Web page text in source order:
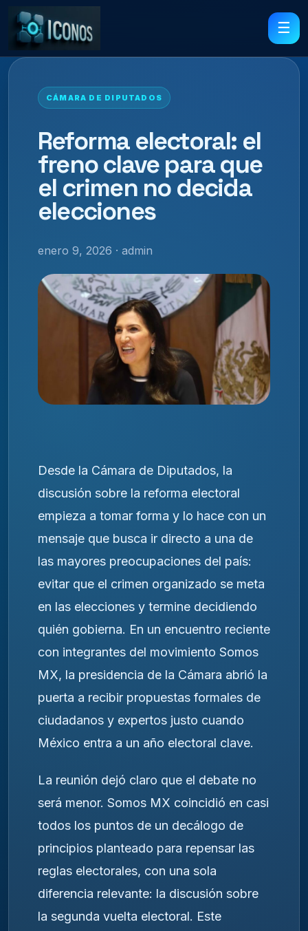
☰
CÁMARA DE DIPUTADOS
Reforma electoral: el
freno clave para que
el crimen no decida
elecciones
enero 9, 2026 · admin
Desde la Cámara de Diputados, la
discusión sobre la reforma electoral
empieza a tomar forma y lo hace con un
mensaje que busca ir directo a una de
las mayores preocupaciones del país:
evitar que el crimen organizado se meta
en las elecciones y termine decidiendo
quién gobierna. En un encuentro reciente
con integrantes del movimiento Somos
MX, la presidencia de la Cámara abrió la
puerta a recibir propuestas formales de
ciudadanos y expertos justo cuando
México entra a un año electoral clave.
La reunión dejó claro que el debate no
será menor. Somos MX coincidió en casi
todos los puntos de un decálogo de
principios planteado para repensar las
reglas electorales, con una sola
diferencia relevante: la discusión sobre
la segunda vuelta electoral. Este